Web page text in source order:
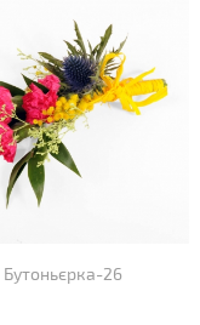
Бутоньєрка-26